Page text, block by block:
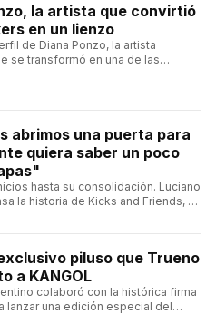
la artista que convirtió
en un lienzo
de Diana Ponzo, la artista
se transformó en una de las
abrimos una puerta para
quiera saber un poco
hasta su consolidación. Luciano
la historia de Kicks and Friends, el
piluso que Trueno
a KANGOL
colaboró con la histórica firma
lanzar una edición especial del